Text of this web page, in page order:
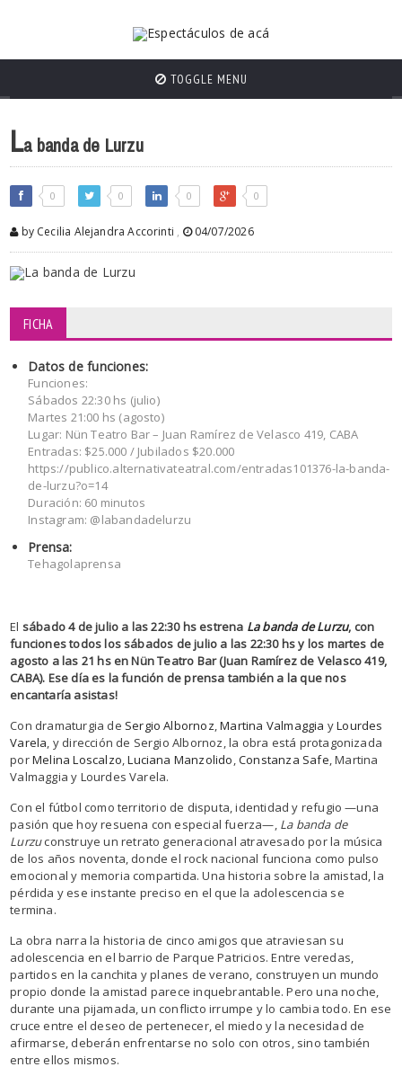
TOGGLE MENU
La banda de Lurzu
0 0 0 0
by Cecilia Alejandra Accorinti , 04/07/2026
FICHA
Datos de funciones:
Funciones:
Sábados 22:30 hs (julio)
Martes 21:00 hs (agosto)
Lugar: Nün Teatro Bar – Juan Ramírez de Velasco 419, CABA
Entradas: $25.000 / Jubilados $20.000
https://publico.alternativateatral.com/entradas101376-la-banda-
de-lurzu?o=14
Duración: 60 minutos
Instagram: @labandadelurzu
Prensa:
Tehagolaprensa
El sábado 4 de julio a las 22:30 hs estrena La banda de Lurzu, con
funciones todos los sábados de julio a las 22:30 hs y los martes de
agosto a las 21 hs en Nün Teatro Bar (Juan Ramírez de Velasco 419,
CABA). Ese día es la función de prensa también a la que nos
encantaría asistas!
Con dramaturgia de Sergio Albornoz,Martina Valmaggia yLourdes
Varela, y dirección de Sergio Albornoz, la obra está protagonizada
porMelina Loscalzo,Luciana Manzolido,Constanza Safe, Martina
Valmaggia y Lourdes Varela.
Con el fútbol como territorio de disputa, identidad y refugio —una
pasión que hoy resuena con especial fuerza—, La banda de
Lurzuconstruye un retrato generacional atravesado por la música
de los años noventa, donde el rock nacional funciona como pulso
emocional y memoria compartida. Una historia sobre la amistad, la
pérdida y ese instante preciso en el que la adolescencia se
termina.
La obra narra la historia de cinco amigos que atraviesan su
adolescencia en el barrio de Parque Patricios. Entre veredas,
partidos en la canchita y planes de verano, construyen un mundo
propio donde la amistad parece inquebrantable. Pero una noche,
durante una pijamada, un conflicto irrumpe y lo cambia todo. En ese
cruce entre el deseo de pertenecer, el miedo y la necesidad de
afirmarse, deberán enfrentarse no solo con otros, sino también
entre ellos mismos.